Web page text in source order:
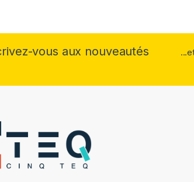
vous aux nouveautés